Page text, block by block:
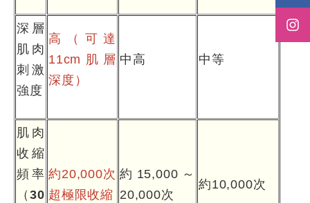
深層
肌肉
刺激
強度
高（可達
11cm肌層
深度）
中高 中等
肌肉
收縮
頻率
（30
約20,000次
超極限收縮
約15,000～
20,000次
約10,000次